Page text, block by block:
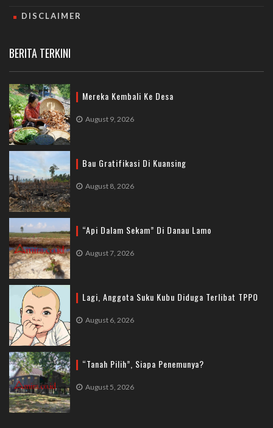
DISCLAIMER
BERITA TERKINI
Mereka Kembali Ke Desa
August 9, 2026
Bau Gratifikasi Di Kuansing
August 8, 2026
“Api Dalam Sekam” Di Danau Lamo
August 7, 2026
Lagi, Anggota Suku Kubu Diduga Terlibat TPPO
August 6, 2026
“Tanah Pilih”, Siapa Penemunya?
August 5, 2026